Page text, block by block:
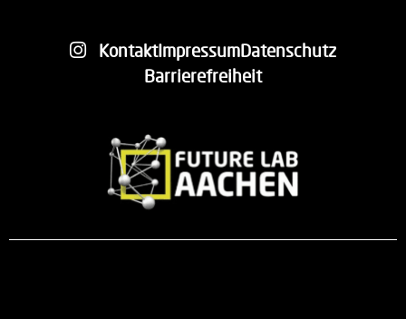
KontaktImpressumDatenschutz
Barrierefreiheit